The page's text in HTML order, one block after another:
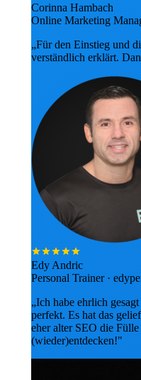
Corinna Hambach
Online Marketing
„Für den Einstieg und
verständlich erklärt.
Edy Andric
Personal Trainer ·
„Ich habe ehrlich
perfekt. Es hat das
eher alter SEO die
(wieder)entdecken!"